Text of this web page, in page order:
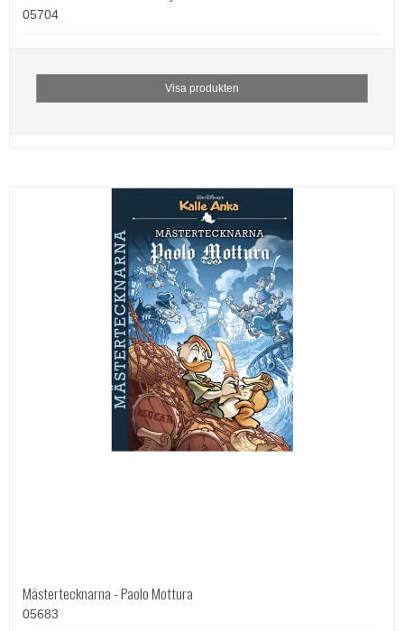
05704
Visa produkten
Mästertecknarna - Paolo Mottura
05683